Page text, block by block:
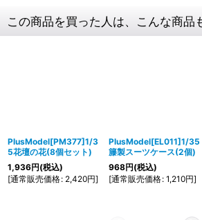
この商品を買った人は、こんな商品
PlusModel[PM377]1/3
5花壇の花(8個セット)
1,936円(税込)
[通常販売価格: 2,420円]
PlusModel[EL011]1/35
籐製スーツケース(2個)
968円(税込)
[通常販売価格: 1,210円]